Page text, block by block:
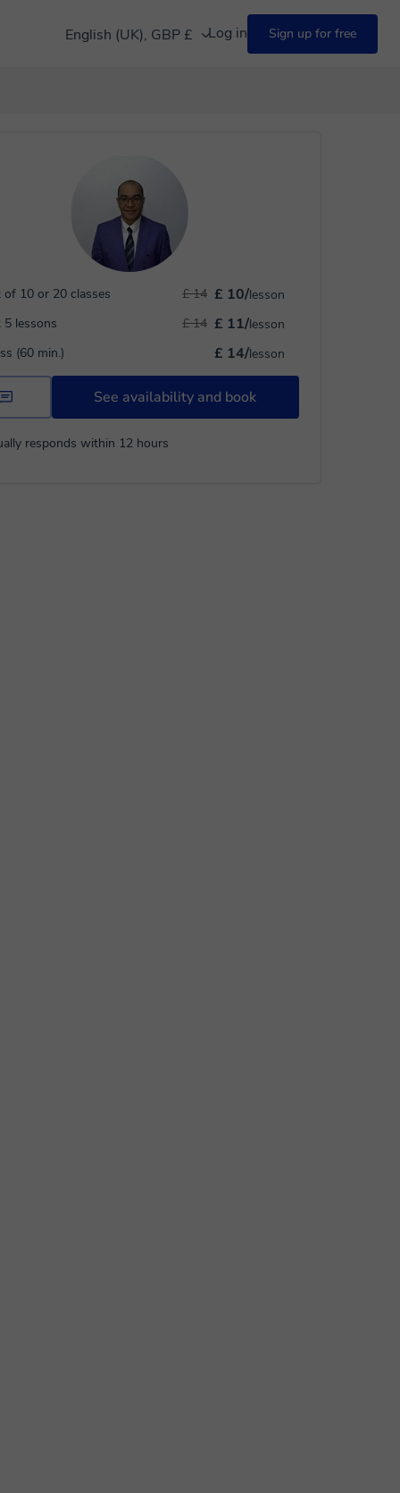
English (UK), GBP £ Log in Sign up for free
of 10 or 20 classes £ 10/lesson
£ 14
5 lessons
£ 11/lesson
£ 14
(60 min.)
£ 14/lesson
See availability and book
responds within 12 hours